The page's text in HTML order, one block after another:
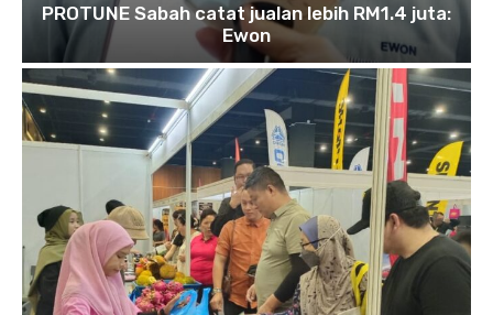
PROTUNE Sabah catat jualan lebih RM1.4 juta:
Ewon